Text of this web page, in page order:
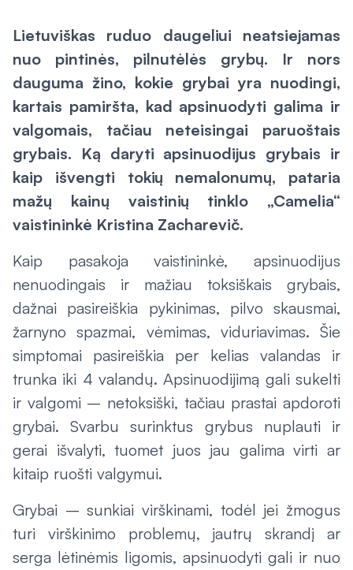
Lietuviškas ruduo daugeliui neatsiejamas
nuo pintinės, pilnutėlės grybų. Ir nors
dauguma žino, kokie grybai yra nuodingi,
kartais pamiršta, kad apsinuodyti galima ir
valgomais, tačiau neteisingai paruoštais
grybais. Ką daryti apsinuodijus grybais ir
kaip išvengti tokių nemalonumų, pataria
mažų kainų vaistinių tinklo „Camelia“
vaistininkė Kristina Zacharevič.
Kaip pasakoja vaistininkė, apsinuodijus
nenuodingais ir mažiau toksiškais grybais,
dažnai pasireiškia pykinimas, pilvo skausmai,
žarnyno spazmai, vėmimas, viduriavimas. Šie
simptomai pasireiškia per kelias valandas ir
trunka iki 4 valandų. Apsinuodijimą gali sukelti
ir valgomi – netoksiški, tačiau prastai apdoroti
grybai. Svarbu surinktus grybus nuplauti ir
gerai išvalyti, tuomet juos jau galima virti ar
kitaip ruošti valgymui.
Grybai – sunkiai virškinami, todėl jei žmogus
turi virškinimo problemų, jautrų skrandį ar
serga lėtinėmis ligomis, apsinuodyti gali ir nuo